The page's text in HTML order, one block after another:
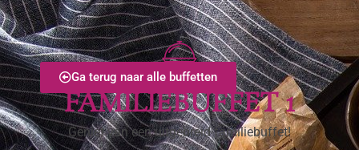
FAMILIEBUFFET 1
Geniet van een uitgebreid familiebuffet!
Ga terug naar alle buffetten